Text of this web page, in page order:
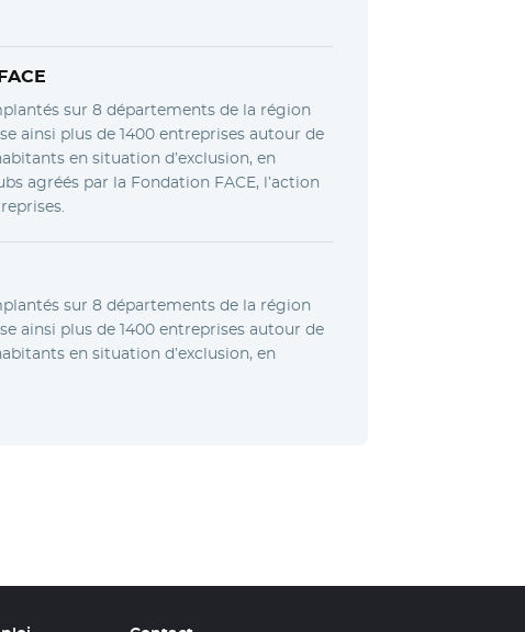
sur 8 départements de la région
ainsi plus de 1400 entreprises autour de
en situation d’exclusion, en
agréés par la Fondation FACE, l’action
sur 8 départements de la région
ainsi plus de 1400 entreprises autour de
en situation d’exclusion, en